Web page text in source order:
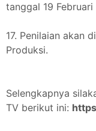
tanggal 19 Februari
17. Penilaian akan
Produksi.
Selengkapnya
TV berikut ini: